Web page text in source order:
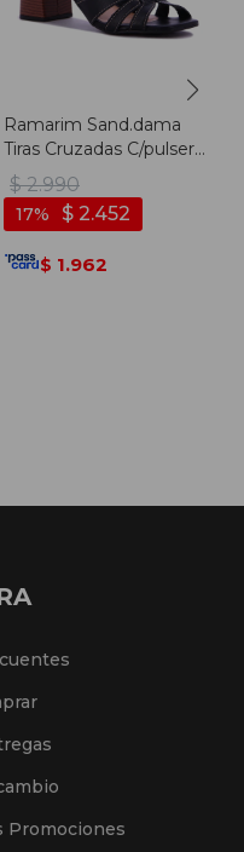
Ramarim Sand.dama
Tiras Cruzadas C/pulsera
T/ Medio - Negro -
Negro
$ 2.990
$ 2.452
17
$ 1.962
Promociones